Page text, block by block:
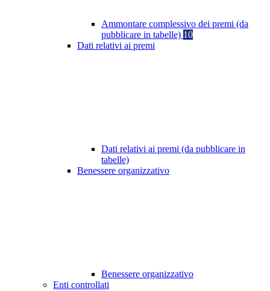
Ammontare complessivo dei premi (da
pubblicare in tabelle) 10
Dati relativi ai premi
Dati relativi ai premi (da pubblicare in
tabelle)
Benessere organizzativo
Benessere organizzativo
Enti controllati